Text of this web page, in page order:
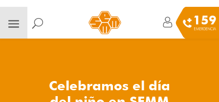
159
EMERGENCIA
Celebramos el día